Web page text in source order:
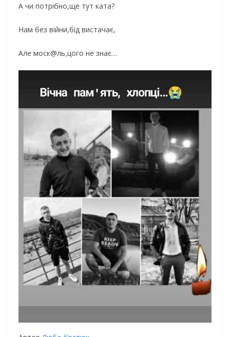
А чи потрібно,ще тут ката?
Нам без війни,бід вистачає,
Але моск@ль,цого не знає…